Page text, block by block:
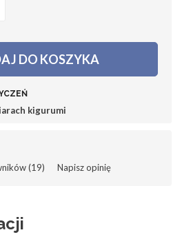
DO KOSZYKA
kigurumi
(19)‎ Napisz opinię